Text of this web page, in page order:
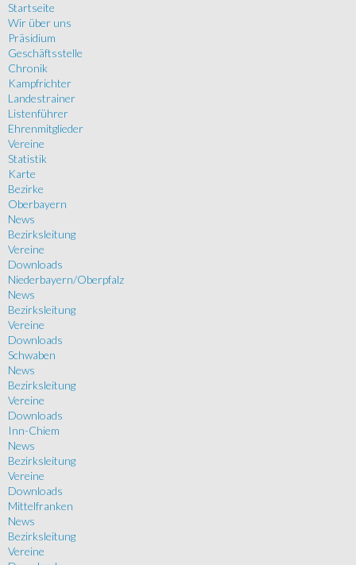
Startseite
Wir über uns
Präsidium
Geschäftsstelle
Chronik
Kampfrichter
Landestrainer
Listenführer
Ehrenmitglieder
Vereine
Statistik
Karte
Bezirke
Oberbayern
News
Bezirksleitung
Vereine
Downloads
Niederbayern/Oberpfalz
News
Bezirksleitung
Vereine
Downloads
Schwaben
News
Bezirksleitung
Vereine
Downloads
Inn-Chiem
News
Bezirksleitung
Vereine
Downloads
Mittelfranken
News
Bezirksleitung
Vereine